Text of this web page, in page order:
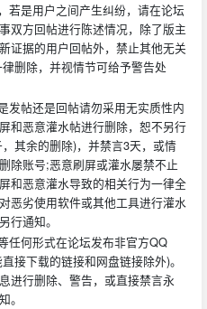
若是用户之间产生纠纷，请在论坛
双方回帖进行陈述情况，除了版主
证据的用户回帖外，禁止其他无关
删除，并视情节可给予警告处
发帖还是回帖请勿采用无实质性内
和恶意灌水帖进行删除，恕不另行
其余的删除)，并禁言3天，或情
除账号;恶意刷屏或灌水屡禁不止
和恶意灌水导致的相关行为一律全
恶劣使用软件或其他工具进行灌水
行通知。
任何形式在论坛发布非官方QQ
接下载的链接和网盘链接除外)。
进行删除、警告，或直接禁言永
。